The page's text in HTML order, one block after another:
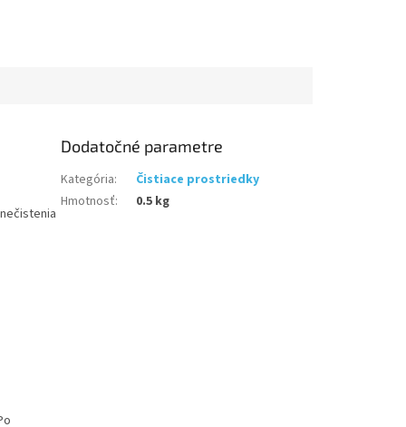
Dodatočné parametre
Kategória:
Čistiace prostriedky
Hmotnosť: 0.5 kg